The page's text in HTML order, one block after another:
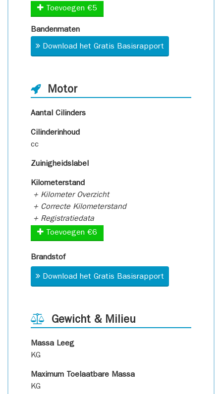
Toevoegen €5
Bandenmaten
Download het Gratis Basisrapport
Motor
Aantal Cilinders
Cilinderinhoud
cc
Zuinigheidslabel
Kilometerstand
+ Kilometer Overzicht
+ Correcte Kilometerstand
+ Registratiedata
Toevoegen €6
Brandstof
Download het Gratis Basisrapport
Gewicht & Milieu
Massa Leeg
KG
Maximum Toelaatbare Massa
KG